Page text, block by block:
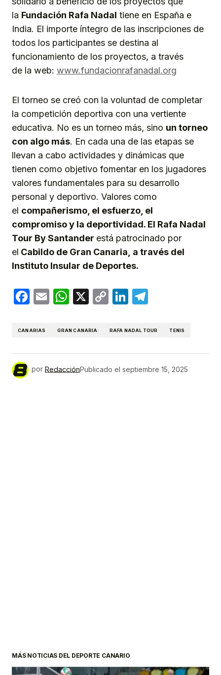
la Fundación Rafa Nadal tiene en España e
India. El importe íntegro de las inscripciones de
todos los participantes se destina al
funcionamiento de los proyectos, a través
de la web: www.fundacionrafanadal.org
El torneo se creó con la voluntad de completar
la competición deportiva con una vertiente
educativa. No es un torneo más, sino un torneo
con algo más. En cada una de las etapas se
llevan a cabo actividades y dinámicas que
tienen como objetivo fomentar en los jugadores
valores fundamentales para su desarrollo
personal y deportivo. Valores como
el compañerismo, el esfuerzo, el
compromiso y la deportividad. El Rafa Nadal
Tour By Santander está patrocinado por
el Cabildo de Gran Canaria, a través del
Instituto Insular de Deportes.
Facebook
EmailWhatsApp
X
CopyLinkedIn
CANARIAS GRAN CANARIA RAFA NADAL TOUR TENIS
por RedacciónPublicado el septiembre 15, 2025
MÁS NOTICIAS DEL DEPORTE CANARIO